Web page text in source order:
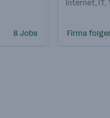
8 Jobs
Internet, IT,
Firma